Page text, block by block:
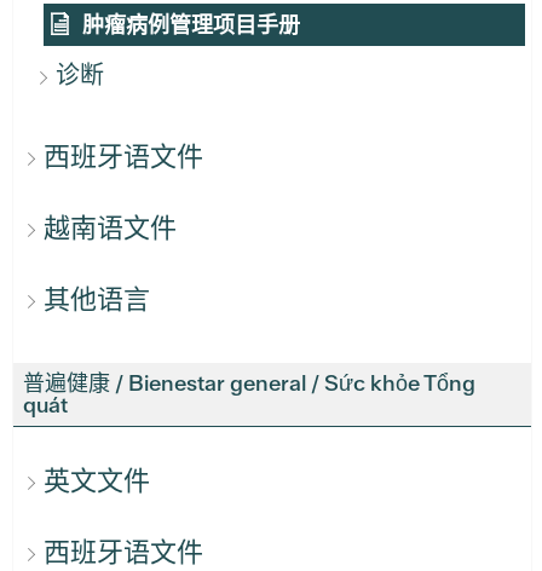
肿瘤病例管理项目手册
诊断
西班牙语文件
越南语文件
其他语言
普遍健康 / Bienestar general / Sức khỏe Tổng
quát
英文文件
西班牙语文件